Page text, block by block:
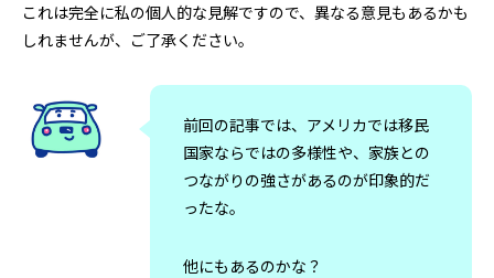
米国起業の失敗談｜プリウス30台の貸
し出しで5万ドル損失、得た3つの教訓
アメリカ起業の失
うはずだった車の
2026.07.25
これは完全に私の個人的な見解ですので、異なる意見もあるかも
しれませんが、ご了承ください。
前回の記事では、アメリカでは移民
国家ならではの多様性や、家族との
つながりの強さがあるのが印象的だ
ったな。
他にもあるのかな？